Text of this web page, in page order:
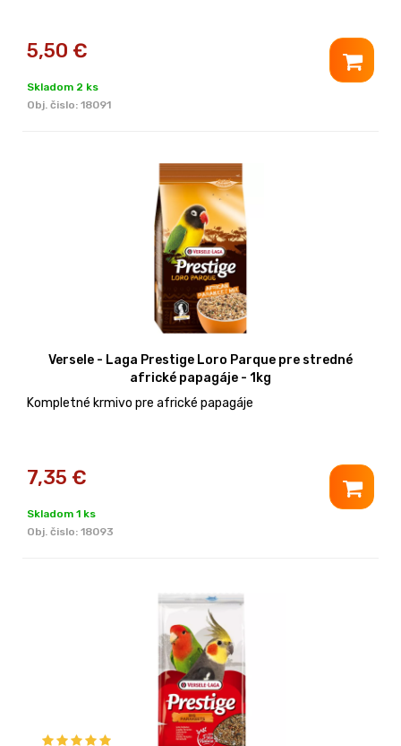
5,50 €
Skladom 2 ks
Obj. čislo: 18091
Versele - Laga Prestige Loro Parque pre stredné
africké papagáje - 1kg
Kompletné krmivo pre africké papagáje
7,35 €
Skladom 1 ks
Obj. čislo: 18093